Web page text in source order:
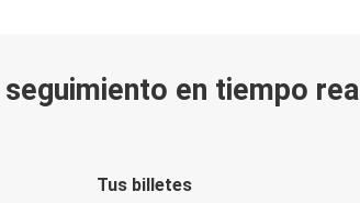
en tiempo real
Tus billetes